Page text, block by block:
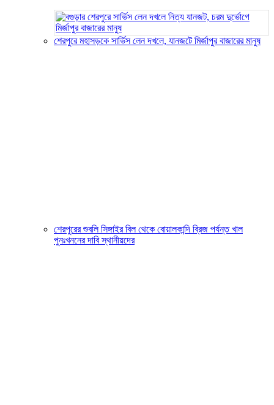
শেরপুরে মহাসড়কে সার্ভিস লেন দখলে, যানজটে মির্জাপুর বাজারের মানুষ
শেরপুরের শুবলি সিঙ্গাইর বিল থেকে বোয়ালকান্দি ব্রিজ পর্যন্ত খাল
পুনঃখননের দাবি স্থানীয়দের